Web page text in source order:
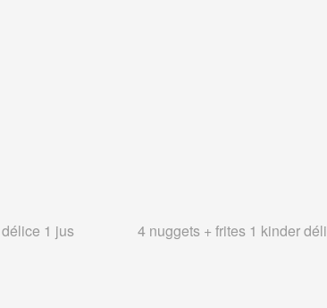
1 jus
4 nuggets + frites 1 kinder